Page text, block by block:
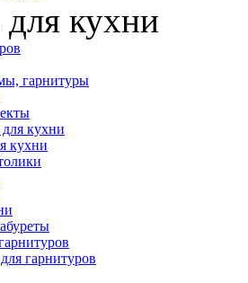
кухни
гарнитуры
кухни
кухни
гарнитуров